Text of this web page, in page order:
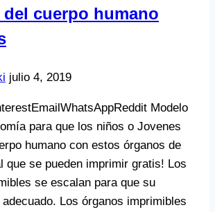
del cuerpo humano
julio 4, 2019
Modelo
para que los niños o Jovenes
humano con estos órganos de
que se pueden imprimir gratis! Los
se escalan para que su
Los órganos imprimibles